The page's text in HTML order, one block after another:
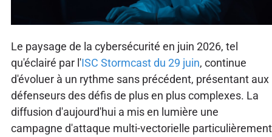
Le paysage de la cybersécurité en juin 2026, tel
qu'éclairé par l'ISC Stormcast du 29 juin, continue
d'évoluer à un rythme sans précédent, présentant aux
défenseurs des défis de plus en plus complexes. La
diffusion d'aujourd'hui a mis en lumière une
campagne d'attaque multi-vectorielle particulièrement